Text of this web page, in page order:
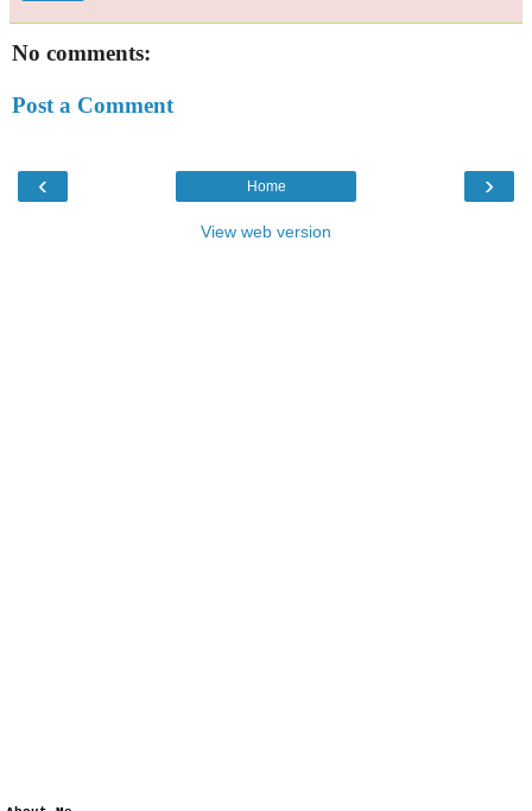
No comments:
Post a Comment
‹ ›
Home
View web version